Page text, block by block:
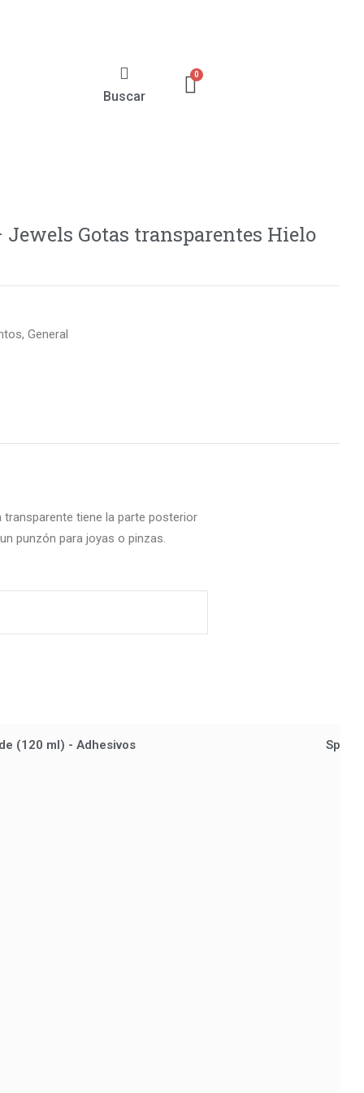
Buscar
Gotas transparentes Hielo
, General
transparente tiene la parte posterior
punzón para joyas o pinzas.
(120 ml) - Adhesivos